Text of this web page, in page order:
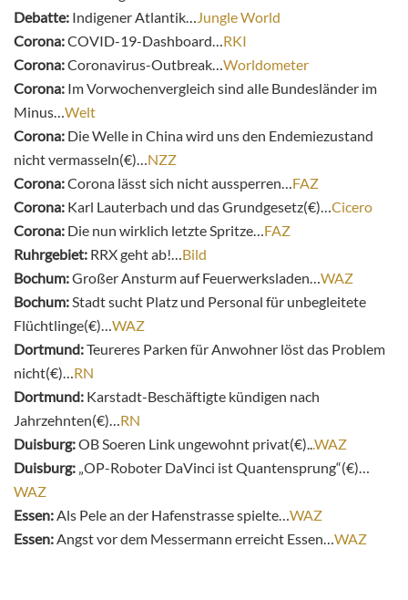
Debatte: Indigener Atlantik…Jungle World
Corona:COVID-19-Dashboard…RKI
Corona:Coronavirus-Outbreak…Worldometer
Corona: Im Vorwochenvergleich sind alle Bundesländer im
Minus…Welt
Corona: Die Welle in China wird uns den Endemiezustand
nicht vermasseln(€)…NZZ
Corona:Corona lässt sich nicht aussperren…FAZ
Corona: Karl Lauterbach und das Grundgesetz(€)…Cicero
Corona: Die nun wirklich letzte Spritze…FAZ
Ruhrgebiet: RRX geht ab!…Bild
Bochum:Großer Ansturm auf Feuerwerksladen…WAZ
Bochum:Stadt sucht Platz und Personal für unbegleitete
Flüchtlinge(€)…WAZ
Dortmund:Teureres Parken für Anwohner löst das Problem
nicht(€)…RN
Dortmund: Karstadt-Beschäftigte kündigen nach
Jahrzehnten(€)…RN
Duisburg:OB Soeren Link ungewohnt privat(€)...WAZ
Duisburg: „OP-Roboter DaVinci ist Quantensprung“(€)…
WAZ
Essen:Als Pele an der Hafenstrasse spielte…WAZ
Essen:Angst vor dem Messermann erreicht Essen…WAZ